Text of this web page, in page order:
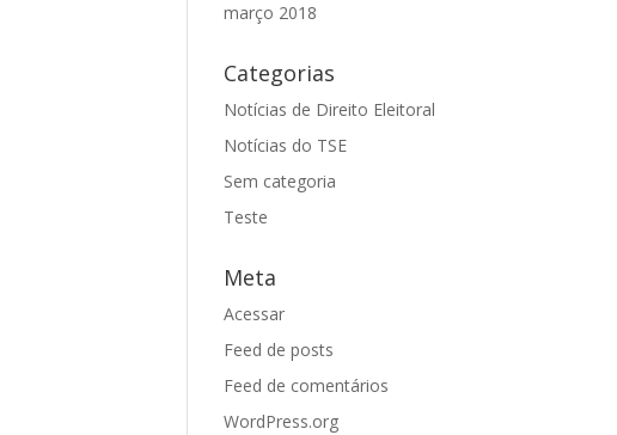
março 2018
Categorias
Notícias de Direito Eleitoral
Notícias do TSE
Sem categoria
Teste
Meta
Acessar
Feed de posts
Feed de comentários
WordPress.org